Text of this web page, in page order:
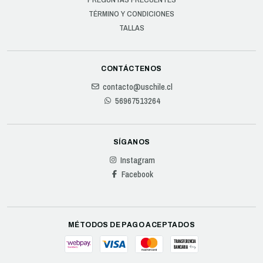
TÉRMINO Y CONDICIONES
TALLAS
CONTÁCTENOS
contacto@uschile.cl
56967513264
SÍGANOS
Instagram
Facebook
MÉTODOS DE PAGO ACEPTADOS